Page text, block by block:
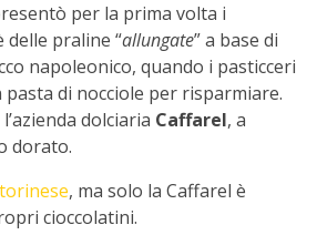
per la prima volta i
delle praline “allungate” a base di
napoleonico, quando i pasticceri
di nocciole per risparmiare.
dolciaria Caffarel, a
dorato.
, ma solo la Caffarel è
cioccolatini.